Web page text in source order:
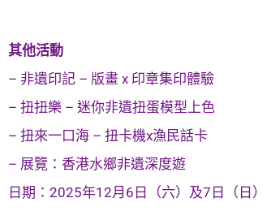
其他活動
– 非遺印記 – 版畫 x 印章集印體驗
– 扭扭樂 – 迷你非遺扭蛋模型上色
– 扭來一口海 – 扭卡機x漁民話卡
– 展覽：香港水鄉非遺深度遊
日期：2025年12月6日（六）及7日（日）